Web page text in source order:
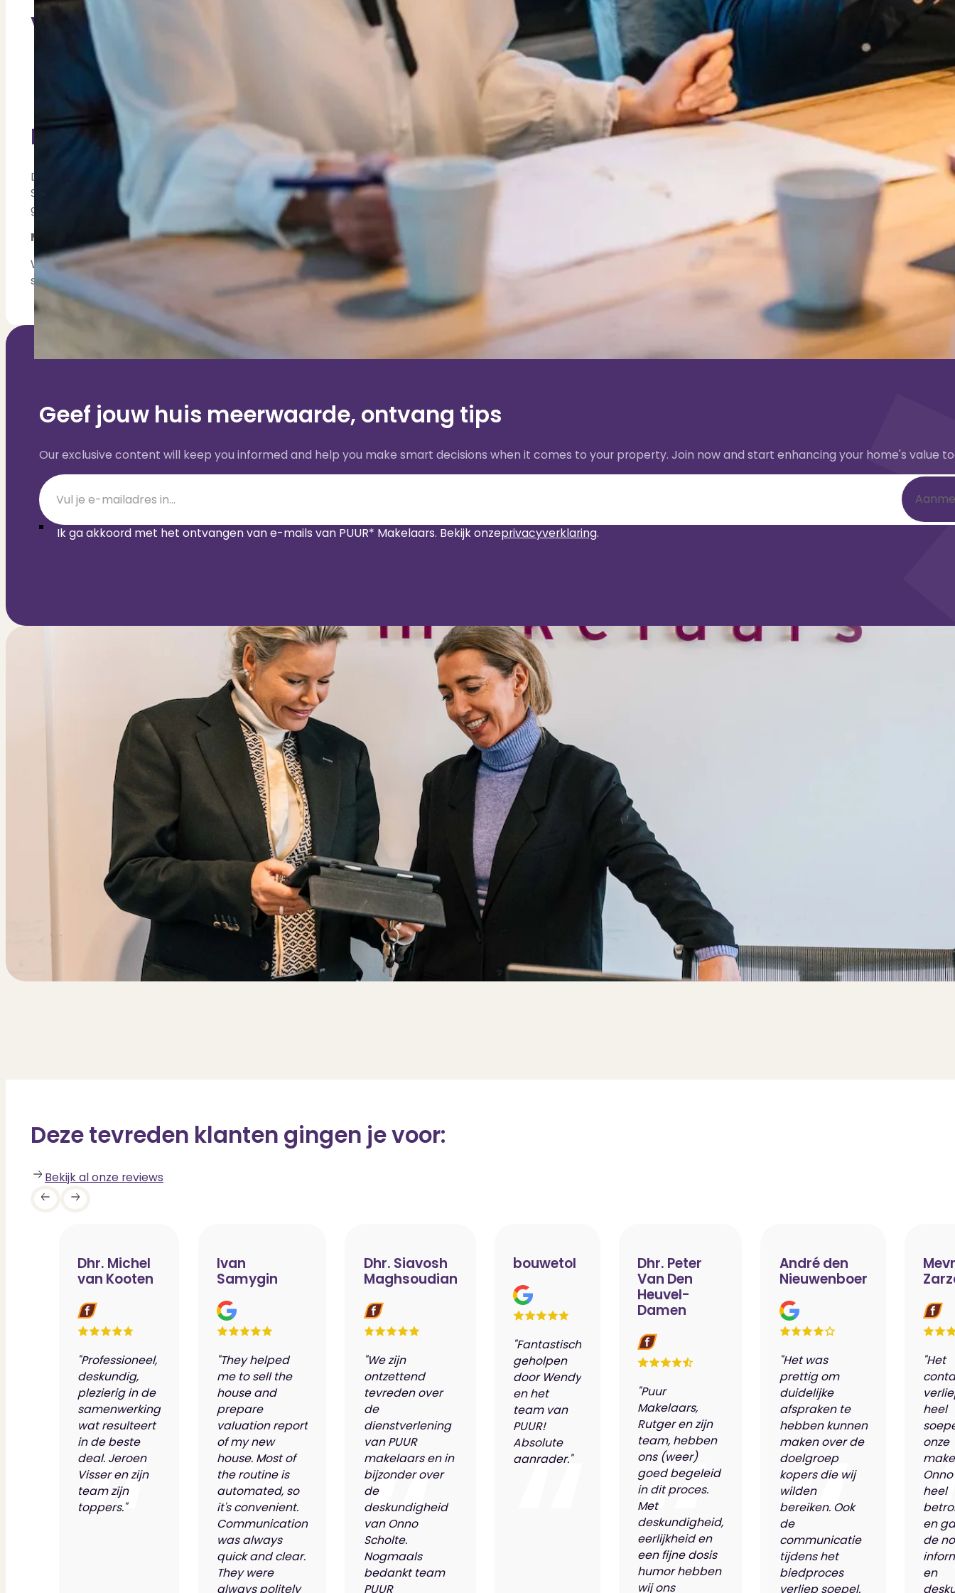
Voordelen van de regeling
Lagere woonlasten.
Hogere leencapaciteit.
Oók voor de Starterslening geldt de dekking van Nationale Hypotheek Garantie.
De Hypotheek en uw Starterslening
De totale financiering van uw huis bestaat uit een normale (eerste) hypotheek en als aanvulling daarop de
Starterslening. De eerste en tweede geldlening zijn dus onlosmakelijk met elkaar verbonden, daarom is een
goed advies én begeleiding van het gehele traject met betrekking tot de Starterslening noodzakelijk!
Meer informatie over de starterslening in Zuid-Kennemerland
Wilt je meer informatie over de woningmarkt in Haarlem en de (nieuwe) mogelijkheden dankzij de
starterslening? Neem dan
contact op met PUUR* Makelaars. Wij informeren je graag vrijblijvend.
Geef jouw huis meerwaarde, ontvang tips
Our exclusive content will keep you informed and help you make smart decisions when it comes to your property. Join now and start enhancing your home's value
Section
Ik ga akkoord met het ontvangen van e-mails van PUUR* Makelaars. Bekijk onzeprivacyverklaring.
Deze tevreden klanten gingen je voor:
Bekijk al onze reviews
Dhr. Michel
van Kooten
"Professioneel,
deskundig,
plezierig in de
samenwerking
wat resulteert
in de beste
deal. Jeroen
Visser en zijn
team zijn
toppers."
Ivan
Samygin
"They helped
me to sell the
house and
prepare
valuation report
of my new
house. Most of
the routine is
automated, so
it's convenient.
Communication
was always
quick and clear.
They were
always politely
Dhr. Siavosh
Maghsoudian
"We zijn
ontzettend
tevreden over
de
dienstverlening
van PUUR
makelaars en in
bijzonder over
de
deskundigheid
van Onno
Scholte.
Nogmaals
bedankt team
PUUR
bouwetol
"Fantastisch
geholpen
door Wendy
en het
team van
PUUR!
Absolute
aanrader."
Dhr. Peter
Van Den
Heuvel-
Damen
"Puur
Makelaars,
Rutger en zijn
team, hebben
ons (weer)
goed begeleid
in dit proces.
Met
deskundigheid,
eerlijkheid en
een fijne dosis
humor hebben
wij ons
André den
Nieuwenboer
"Het was
prettig om
duidelijke
afspraken te
hebben kunnen
maken over de
doelgroep
kopers die wij
wilden
bereiken. Ook
de
communicatie
tijdens het
biedproces
verliep soepel.
"Het
heel
onze
heel
en
de
en